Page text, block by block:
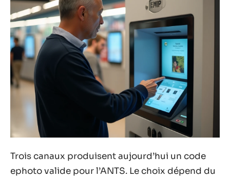
Trois canaux produisent aujourd’hui un code
ephoto valide pour l’ANTS. Le choix dépend du